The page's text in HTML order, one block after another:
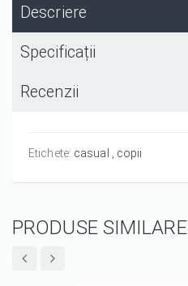
Descriere
Specificații
Recenzii
Etichete: casual copii
PRODUSE SIMILARE